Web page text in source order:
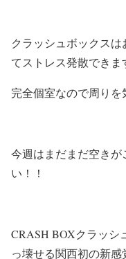
クラッシュボックス
てストレス発散できま
完全個室なので周りを
今週はまだまだ空きが
い！！
CRASH BOXクラッシ
っ壊せる関西初の新